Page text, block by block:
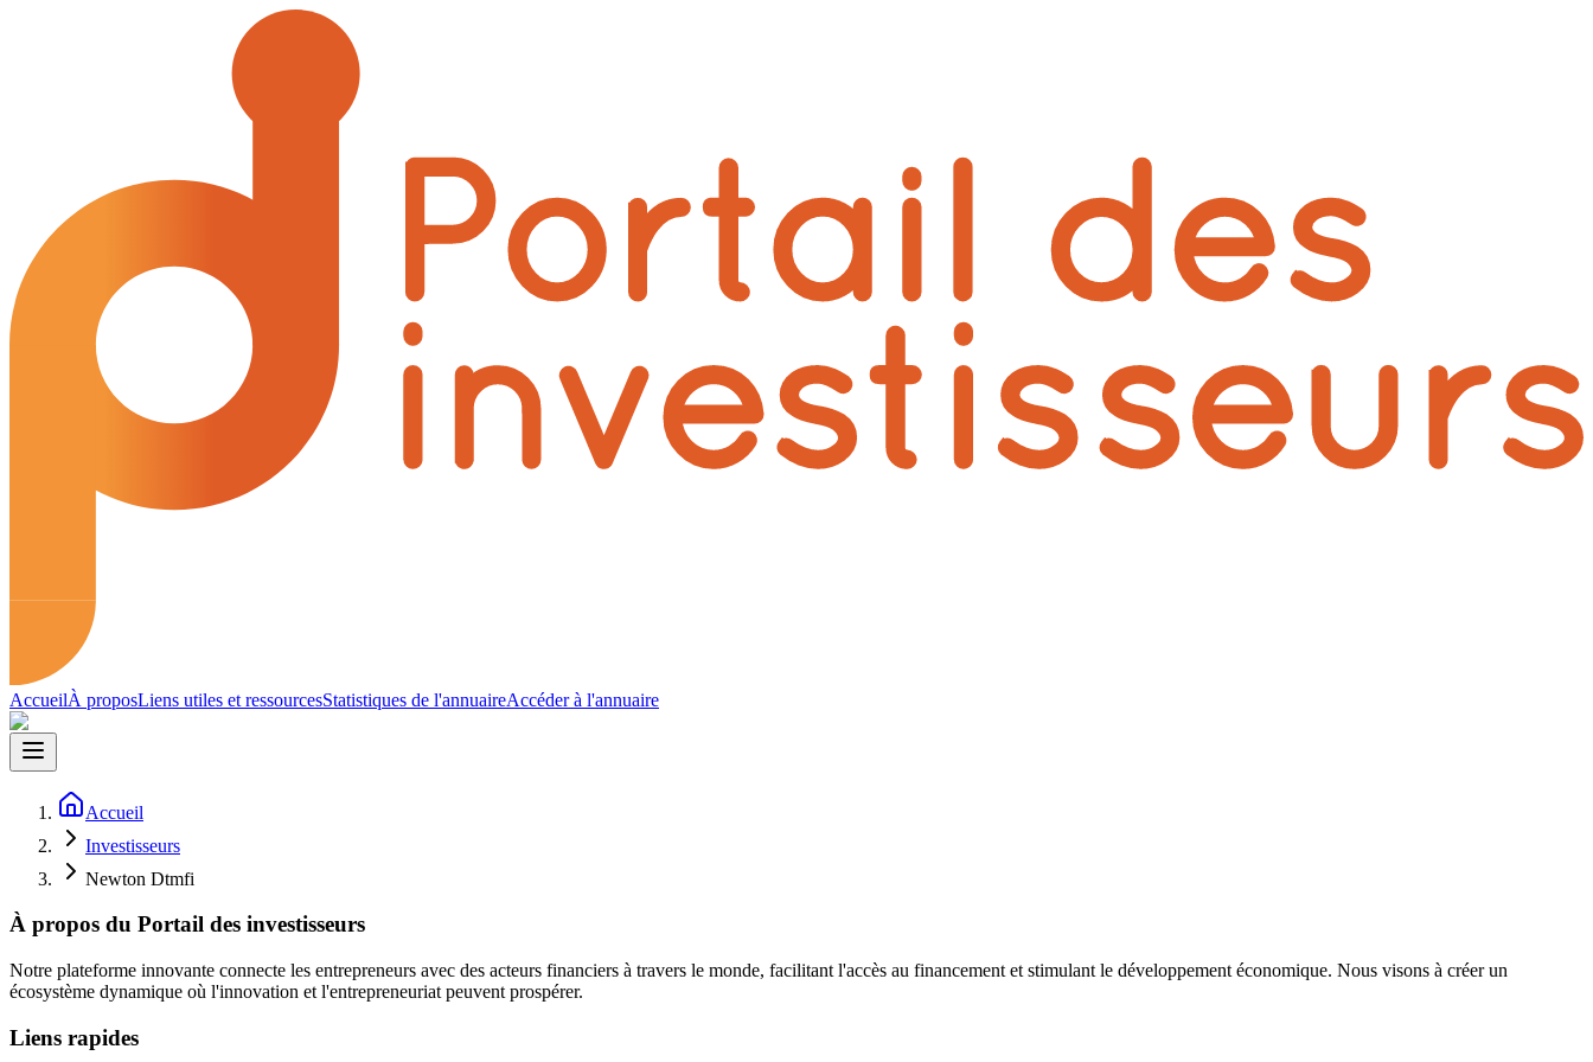
AccueilÀ proposLiens utiles et ressourcesStatistiques de l'annuaireAccéder à l'annuaire
Accueil
Investisseurs
Newton Dtmfi
À propos du Portail des investisseurs
Notre plateforme innovante connecte les entrepreneurs avec des acteurs financiers à travers le monde, facilitant l'accès au financement et stimulant le développement économique. Nous visons à créer un
écosystème dynamique où l'innovation et l'entrepreneuriat peuvent prospérer.
Liens rapides